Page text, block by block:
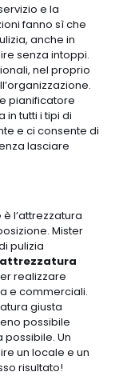
e la
fanno sì che
anche in
senza intoppi.
nel proprio
pianificatore
in tutti i tipi di
e ci consente di
lasciare
l’attrezzatura
Mister
pulizia
realizzare
e commerciali.
giusta
possibile
Un
un locale e un
risultato!